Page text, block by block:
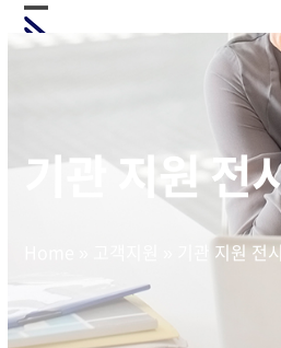
Skip
to Open
Close
기관 지원 전
기관 지원 전